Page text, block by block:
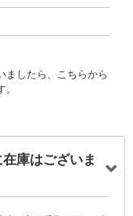
ましたら、こちらから
庫はございま